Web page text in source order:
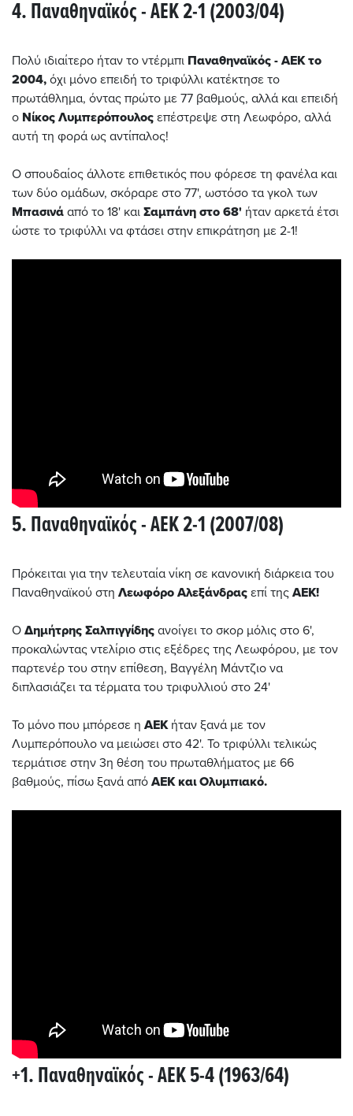
4. Παναθηναϊκός - ΑΕΚ 2-1 (2003/04)
Πολύ ιδιαίτερο ήταν το ντέρμπι Παναθηναϊκός - ΑΕΚ το
2004, όχι μόνο επειδή το τριφύλλι κατέκτησε το
πρωτάθλημα, όντας πρώτο με 77 βαθμούς, αλλά και επειδή
ο Νίκος Λυμπερόπουλος επέστρεψε στη Λεωφόρο, αλλά
αυτή τη φορά ως αντίπαλος!
Ο σπουδαίος άλλοτε επιθετικός που φόρεσε τη φανέλα και
των δύο ομάδων, σκόραρε στο 77', ωστόσο τα γκολ των
Μπασινά από το 18' και Σαμπάνη στο 68' ήταν αρκετά έτσι
ώστε το τριφύλλι να φτάσει στην επικράτηση με 2-1!
5. Παναθηναϊκός - ΑΕΚ 2-1 (2007/08)
Πρόκειται για την τελευταία νίκη σε κανονική διάρκεια του
Παναθηναϊκού στη Λεωφόρο Αλεξάνδρας επί της ΑΕΚ!
Ο Δημήτρης Σαλπιγγίδης ανοίγει το σκορ μόλις στο 6',
προκαλώντας ντελίριο στις εξέδρες της Λεωφόρου, με τον
παρτενέρ του στην επίθεση, Βαγγέλη Μάντζιο να
διπλασιάζει τα τέρματα του τριφυλλιού στο 24'
Το μόνο που μπόρεσε η ΑΕΚήταν ξανά με τον
Λυμπερόπουλο να μειώσει στο 42'. Το τριφύλλι τελικώς
τερμάτισε στην 3η θέση του πρωταθλήματος με 66
βαθμούς, πίσω ξανά από ΑΕΚ και Ολυμπιακό.
+1. Παναθηναϊκός - ΑΕΚ 5-4 (1963/64)